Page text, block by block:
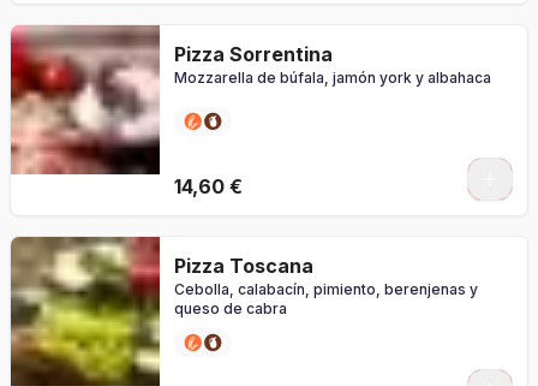
Pizza Sorrentina
Mozzarella de búfala, jamón york y albahaca
14,60 €
Pizza Toscana
Cebolla, calabacín, pimiento, berenjenas y
queso de cabra